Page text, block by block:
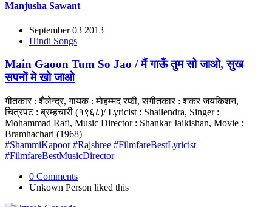
Manjusha Sawant
September 03 2013
Hindi Songs
Main Gaoon Tum So Jao / मैं गाऊँ तुम सो जाओ, सुख
सपनों मे खो जाओ
गीतकार : शैलेन्द्र, गायक : मोहम्मद रफी, संगीतकार : शंकर जयकिशन,
चित्रपट : ब्रम्हचारी (१९६८)/ Lyricist : Shailendra, Singer :
Mohammad Rafi, Music Director : Shankar Jaikishan, Movie :
Bramhachari (1968)
#ShammiKapoor #Rajshree #FilmfareBestLyricist
#FilmfareBestMusicDirector
0 Comments
Unkown Person liked this